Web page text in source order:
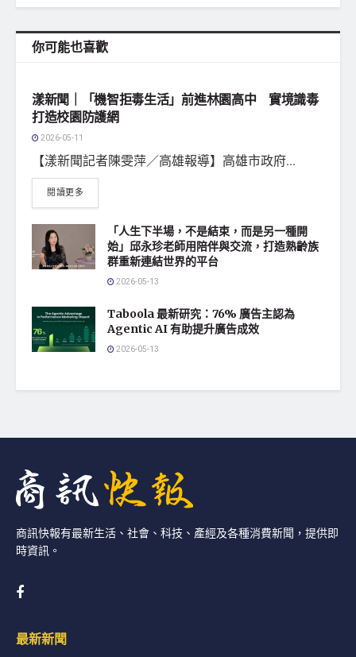
你可能也喜歡
漾新聞｜「機智拒毒生活」前進林園高中 實境識毒
打造校園防護網
2026-05-11
【漾新聞記者陳雯萍／高雄報導】高雄市政府...
閱讀更多
「人生下半場，不是結束，而是另一種開
始」邱永珍老師用陪伴與交流，打造熟齡族
群重新連結世界的平台
2026-05-13
Taboola 最新研究：76% 廣告主認為
Agentic AI 有助提升廣告成效
2026-05-13
商訊快報有最新生活、社會、科技、產經及各種消費新聞，提供即
時資訊。
最新新聞